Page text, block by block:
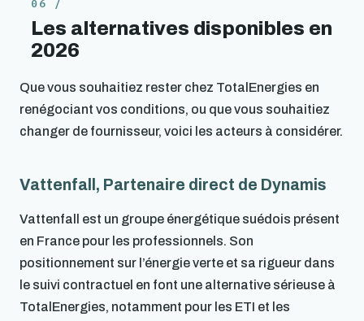
Les alternatives disponibles en
2026
Que vous souhaitiez rester chez TotalEnergies en
renégociant vos conditions, ou que vous souhaitiez
changer de fournisseur, voici les acteurs à considérer.
Vattenfall, Partenaire direct de Dynamis
Vattenfall est un groupe énergétique suédois présent
en France pour les professionnels. Son
positionnement sur l’énergie verte et sa rigueur dans
le suivi contractuel en font une alternative sérieuse à
TotalEnergies, notamment pour les ETI et les